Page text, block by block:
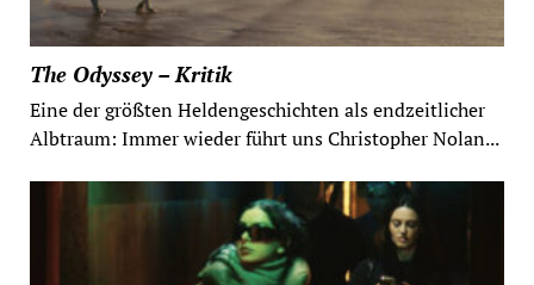
The Odyssey – Kritik
Eine der größten Heldengeschichten als endzeitlicher
Albtraum: Immer wieder führt uns Christopher Nolan...